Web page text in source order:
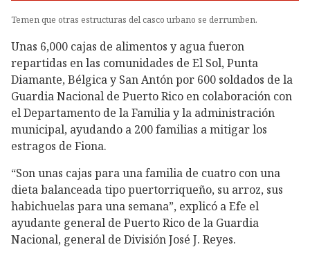
Temen que otras estructuras del casco urbano se derrumben.
Unas 6,000 cajas de alimentos y agua fueron
repartidas en las comunidades de El Sol, Punta
Diamante, Bélgica y San Antón por 600 soldados de la
Guardia Nacional de Puerto Rico en colaboración con
el Departamento de la Familia y la administración
municipal, ayudando a 200 familias a mitigar los
estragos de Fiona.
“Son unas cajas para una familia de cuatro con una
dieta balanceada tipo puertorriqueño, su arroz, sus
habichuelas para una semana”, explicó a Efe el
ayudante general de Puerto Rico de la Guardia
Nacional, general de División José J. Reyes.